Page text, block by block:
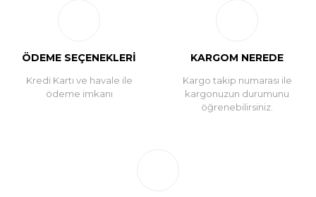
ÖDEME SEÇENEKLERİ
Kredi Kartı ve havale ile
ödeme imkanı
KARGOM NEREDE
Kargo takip numarası ile
kargonuzun durumunu
öğrenebilirsiniz.